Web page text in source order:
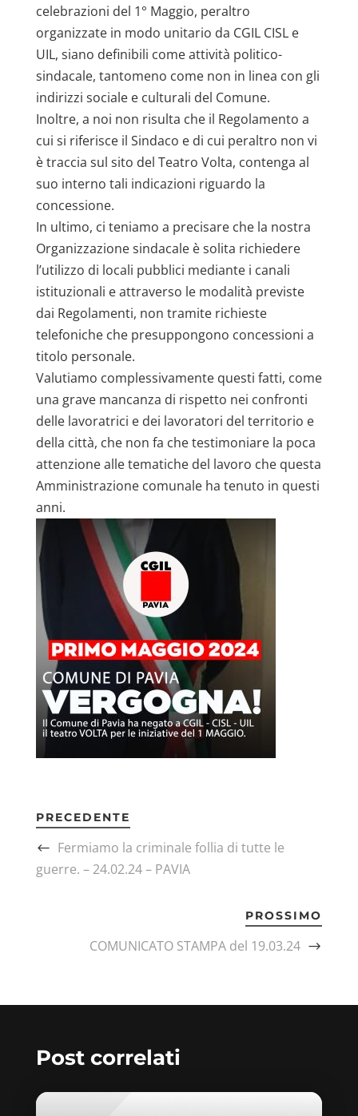
celebrazioni del 1° Maggio, peraltro
organizzate in modo unitario da CGIL CISL e
UIL, siano definibili come attività politico-
sindacale, tantomeno come non in linea con gli
indirizzi sociale e culturali del Comune.
Inoltre, a noi non risulta che il Regolamento a
cui si riferisce il Sindaco e di cui peraltro non vi
è traccia sul sito del Teatro Volta, contenga al
suo interno tali indicazioni riguardo la
concessione.
In ultimo, ci teniamo a precisare che la nostra
Organizzazione sindacale è solita richiedere
l’utilizzo di locali pubblici mediante i canali
istituzionali e attraverso le modalità previste
dai Regolamenti, non tramite richieste
telefoniche che presuppongono concessioni a
titolo personale.
Valutiamo complessivamente questi fatti, come
una grave mancanza di rispetto nei confronti
delle lavoratrici e dei lavoratori del territorio e
della città, che non fa che testimoniare la poca
attenzione alle tematiche del lavoro che questa
Amministrazione comunale ha tenuto in questi
anni.
PRECEDENTE
Fermiamo la criminale follia di tutte le
guerre. – 24.02.24 – PAVIA
PROSSIMO
COMUNICATO STAMPA del 19.03.24
Post correlati